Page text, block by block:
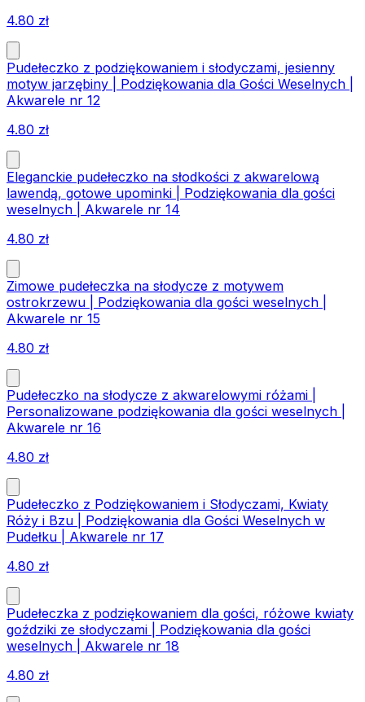
4.80 zł
Pudełeczko z podziękowaniem i słodyczami, jesienny
motyw jarzębiny | Podziękowania dla Gości Weselnych |
Akwarele nr 12
4.80 zł
Eleganckie pudełeczko na słodkości z akwarelową
lawendą, gotowe upominki | Podziękowania dla gości
weselnych | Akwarele nr 14
4.80 zł
Zimowe pudełeczka na słodycze z motywem
ostrokrzewu | Podziękowania dla gości weselnych |
Akwarele nr 15
4.80 zł
Pudełeczko na słodycze z akwarelowymi różami |
Personalizowane podziękowania dla gości weselnych |
Akwarele nr 16
4.80 zł
Pudełeczko z Podziękowaniem i Słodyczami, Kwiaty
Róży i Bzu | Podziękowania dla Gości Weselnych w
Pudełku | Akwarele nr 17
4.80 zł
Pudełeczka z podziękowaniem dla gości, różowe kwiaty
goździki ze słodyczami | Podziękowania dla gości
weselnych | Akwarele nr 18
4.80 zł